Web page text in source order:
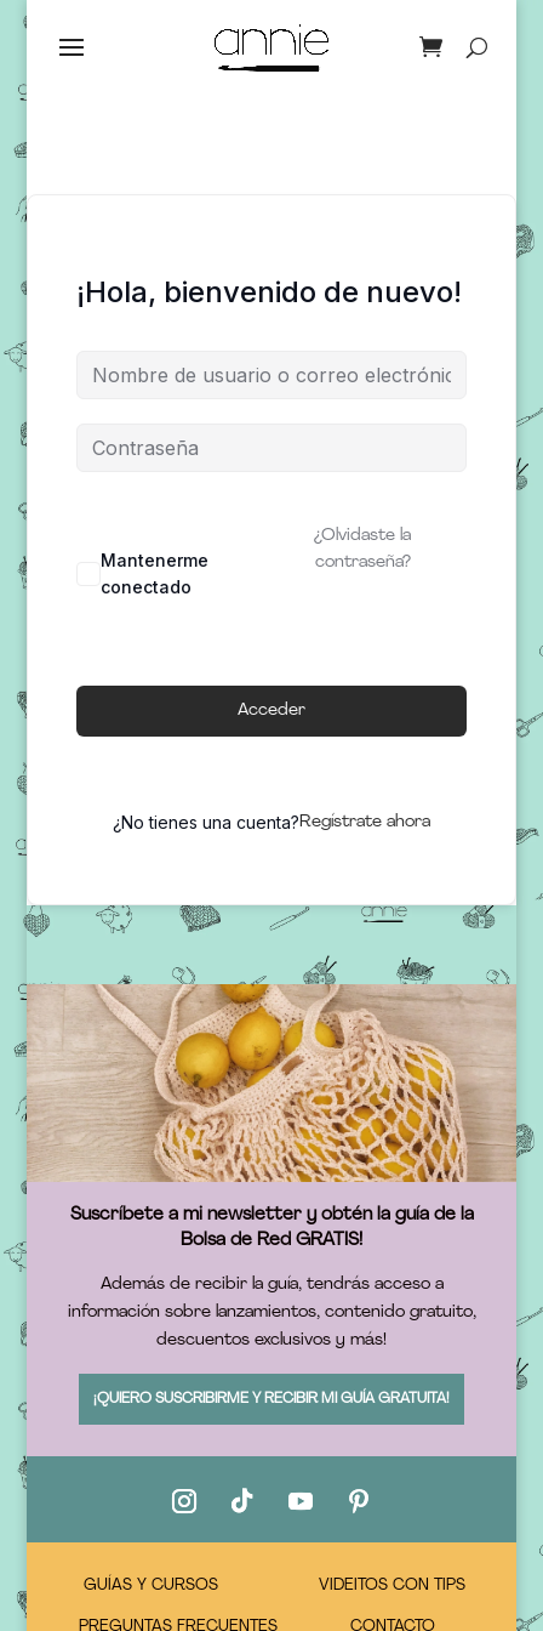
¡Hola, bienvenido de nuevo!
Mantenerme
conectado
¿Olvidaste la
contraseña?
Acceder
¿No tienes una cuenta?Regístrate ahora
Suscríbete a mi newsletter y obtén la guía de la
Bolsa de Red GRATIS!
Además de recibir la guía, tendrás acceso a
información sobre lanzamientos, contenido gratuito,
descuentos exclusivos y más!
¡QUIERO SUSCRIBIRME Y RECIBIR MI GUÍA GRATUITA!
GUÍAS Y CURSOS VIDEITOS CON TIPS
PREGUNTAS FRECUENTES CONTACTO